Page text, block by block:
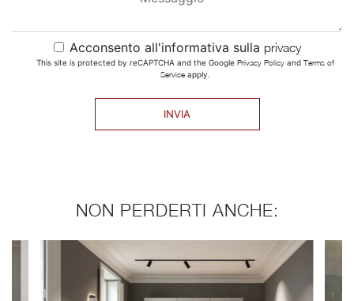
Acconsento all'informativa sulla privacy
This site is protected by reCAPTCHA and the Google Privacy Policyand Terms of
Serviceapply.
INVIA
NON PERDERTI ANCHE: